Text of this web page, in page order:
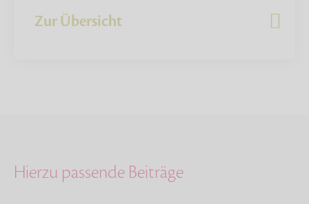
Zur Übersicht
Hierzu passende Beiträge